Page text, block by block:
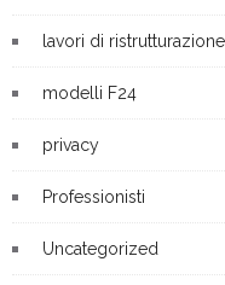
lavori di ristrutturazione
modelli F24
privacy
Professionisti
Uncategorized